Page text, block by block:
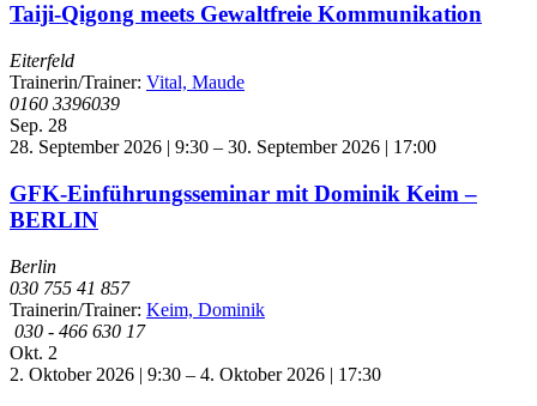
Taiji-Qigong meets Gewaltfreie Kommunikation
Eiterfeld
Trainerin/Trainer: Vital, Maude
0160 3396039
Sep. 28
28. September 2026 | 9:30 – 30. September 2026 | 17:00
GFK-Einführungsseminar mit Dominik Keim –
BERLIN
Berlin
030 755 41 857
Trainerin/Trainer: Keim, Dominik
030 - 466 630 17
Okt. 2
2. Oktober 2026 | 9:30 – 4. Oktober 2026 | 17:30